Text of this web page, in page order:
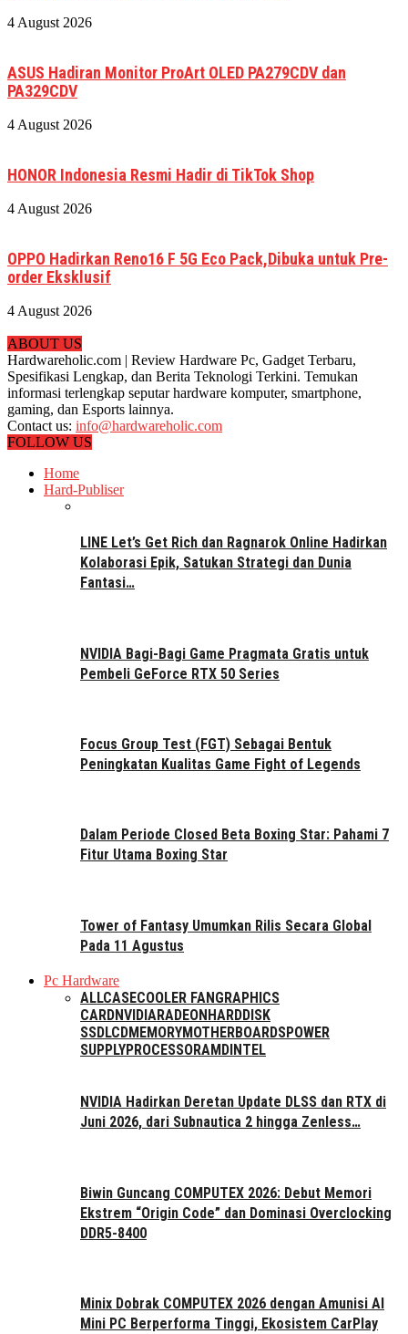
4 August 2026
ASUS Hadiran Monitor ProArt OLED PA279CDV dan
PA329CDV
4 August 2026
HONOR Indonesia Resmi Hadir di TikTok Shop
4 August 2026
OPPO Hadirkan Reno16 F 5G Eco Pack,Dibuka untuk Pre-
order Eksklusif
4 August 2026
ABOUT US
Hardwareholic.com | Review Hardware Pc, Gadget Terbaru,
Spesifikasi Lengkap, dan Berita Teknologi Terkini. Temukan
informasi terlengkap seputar hardware komputer, smartphone,
gaming, dan Esports lainnya.
Contact us: info@hardwareholic.com
FOLLOW US
Home
Hard-Publiser
LINE Let’s Get Rich dan Ragnarok Online Hadirkan
Kolaborasi Epik, Satukan Strategi dan Dunia
Fantasi…
NVIDIA Bagi-Bagi Game Pragmata Gratis untuk
Pembeli GeForce RTX 50 Series
Focus Group Test (FGT) Sebagai Bentuk
Peningkatan Kualitas Game Fight of Legends
Dalam Periode Closed Beta Boxing Star: Pahami 7
Fitur Utama Boxing Star
Tower of Fantasy Umumkan Rilis Secara Global
Pada 11 Agustus
Pc Hardware
ALLCASECOOLER FANGRAPHICS
CARDNVIDIARADEONHARDDISK
SSDLCDMEMORYMOTHERBOARDSPOWER
SUPPLYPROCESSORAMDINTEL
NVIDIA Hadirkan Deretan Update DLSS dan RTX di
Juni 2026, dari Subnautica 2 hingga Zenless…
Biwin Guncang COMPUTEX 2026: Debut Memori
Ekstrem “Origin Code” dan Dominasi Overclocking
DDR5-8400
Minix Dobrak COMPUTEX 2026 dengan Amunisi AI
Mini PC Berperforma Tinggi, Ekosistem CarPlay